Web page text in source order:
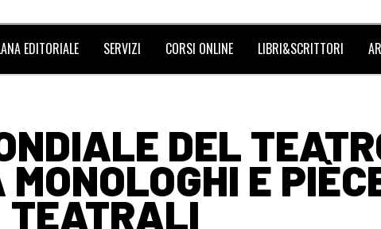
EDITORIALE SERVIZI CORSI ONLINE LIBRI&SCRITTORI
DEL
E
TEATRALI